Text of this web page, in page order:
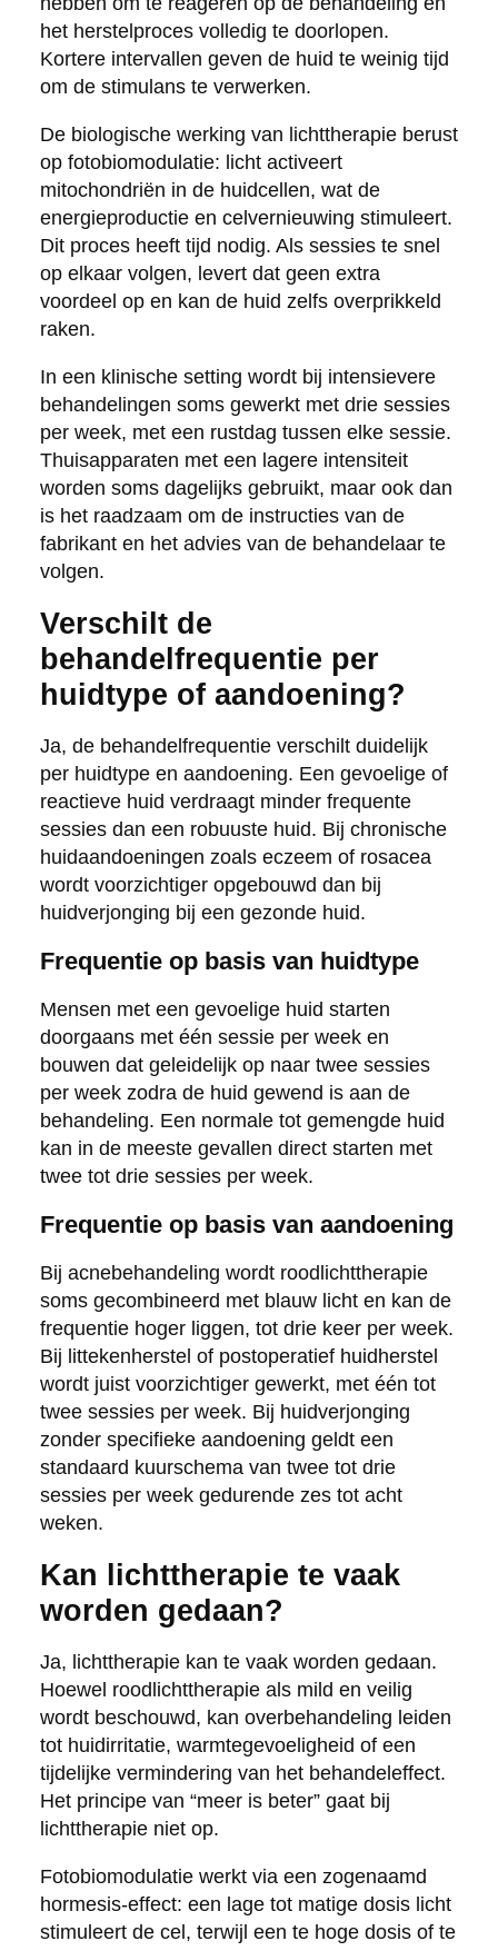
het herstelproces volledig te doorlopen.
Kortere intervallen geven de huid te weinig tijd
om de stimulans te verwerken.
De biologische werking van lichttherapie berust
op fotobiomodulatie: licht activeert
mitochondriën in de huidcellen, wat de
energieproductie en celvernieuwing stimuleert.
Dit proces heeft tijd nodig. Als sessies te snel
op elkaar volgen, levert dat geen extra
voordeel op en kan de huid zelfs overprikkeld
raken.
In een klinische setting wordt bij intensievere
behandelingen soms gewerkt met drie sessies
per week, met een rustdag tussen elke sessie.
Thuisapparaten met een lagere intensiteit
worden soms dagelijks gebruikt, maar ook dan
is het raadzaam om de instructies van de
fabrikant en het advies van de behandelaar te
volgen.
Verschilt de
behandelfrequentie per
huidtype of aandoening?
Ja, de behandelfrequentie verschilt duidelijk
per huidtype en aandoening. Een gevoelige of
reactieve huid verdraagt minder frequente
sessies dan een robuuste huid. Bij chronische
huidaandoeningen zoals eczeem of rosacea
wordt voorzichtiger opgebouwd dan bij
huidverjonging bij een gezonde huid.
Frequentie op basis van huidtype
Mensen met een gevoelige huid starten
doorgaans met één sessie per week en
bouwen dat geleidelijk op naar twee sessies
per week zodra de huid gewend is aan de
behandeling. Een normale tot gemengde huid
kan in de meeste gevallen direct starten met
twee tot drie sessies per week.
Frequentie op basis van aandoening
Bij acnebehandeling wordt roodlichttherapie
soms gecombineerd met blauw licht en kan de
frequentie hoger liggen, tot drie keer per week.
Bij littekenherstel of postoperatief huidherstel
wordt juist voorzichtiger gewerkt, met één tot
twee sessies per week. Bij huidverjonging
zonder specifieke aandoening geldt een
standaard kuurschema van twee tot drie
sessies per week gedurende zes tot acht
weken.
Kan lichttherapie te vaak
worden gedaan?
Ja, lichttherapie kan te vaak worden gedaan.
Hoewel roodlichttherapie als mild en veilig
wordt beschouwd, kan overbehandeling leiden
tot huidirritatie, warmtegevoeligheid of een
tijdelijke vermindering van het behandeleffect.
Het principe van “meer is beter” gaat bij
lichttherapie niet op.
Fotobiomodulatie werkt via een zogenaamd
hormesis-effect: een lage tot matige dosis licht
stimuleert de cel, terwijl een te hoge dosis of te